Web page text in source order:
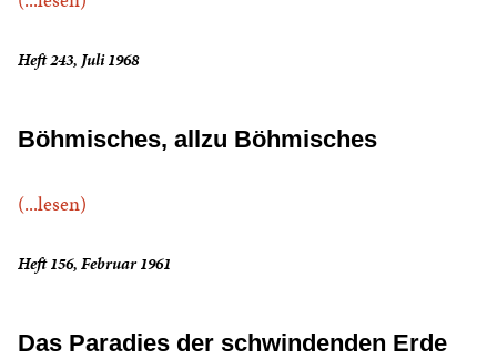
Heft 243, Juli 1968
Böhmisches, allzu Böhmisches
(...lesen)
Heft 156, Februar 1961
Das Paradies der schwindenden Erde